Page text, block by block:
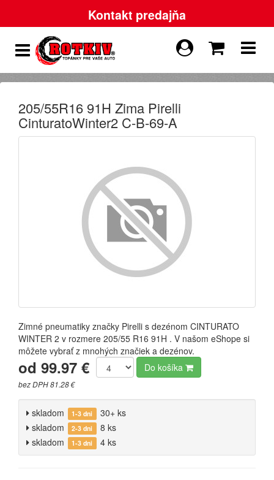
Kontakt predajňa
205/55R16 91H Zima Pirelli
CinturatoWinter2 C-B-69-A
Zimné pneumatiky značky Pirelli s dezénom CINTURATO
WINTER 2 v rozmere 205/55 R16 91H . V našom eShope si
môžete vybrať z mnohých značiek a dezénov.
od 99.97 €
bez DPH 81.28 €
Do košíka
skladom 1-3 dni
30+ ks
skladom
2-3 dni
8 ks
skladom
1-3 dni 4 ks